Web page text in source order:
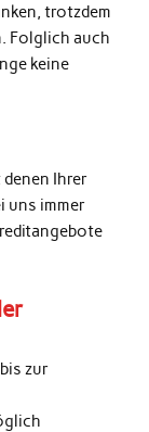
trotzdem
Folglich auch
keine
Ihrer
uns immer
zur